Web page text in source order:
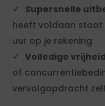
Supersnelle
heeft voldaan
uur op je rekening
Volledige
of
vervolgopdracht